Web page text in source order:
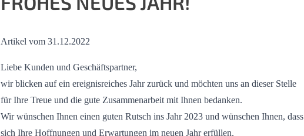
Artikel vom 31.12.2022
Liebe Kunden und Geschäftspartner,
wir blicken auf ein ereignisreiches Jahr zurück und möchten uns an dieser Stelle
für Ihre Treue und die gute Zusammenarbeit mit Ihnen bedanken.
Wir wünschen Ihnen einen guten Rutsch ins Jahr 2023 und wünschen Ihnen, dass
sich Ihre Hoffnungen und Erwartungen im neuen Jahr erfüllen.